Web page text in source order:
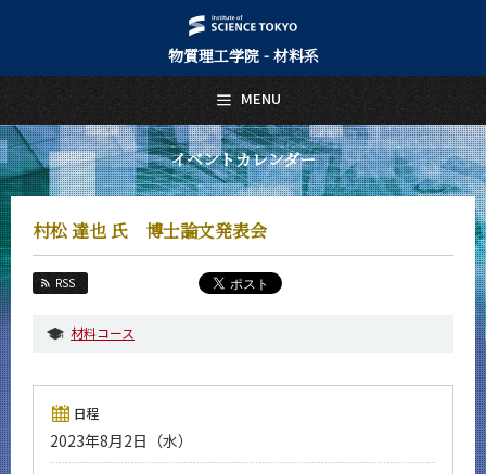
物質理工学院 - 材料系
イベントカレンダー
村松 達也 氏 博士論文発表会
RSS
材料コース
日程
2023年8月2日（水）
MENU
日本語 English
トップページ
Top Page
材料系について
About Us
教育
Education
入学案内
Admissions